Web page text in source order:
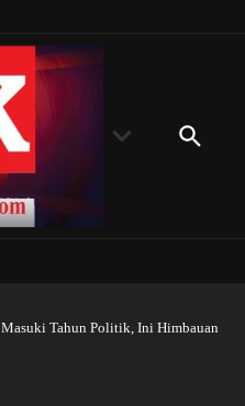
Masuki Tahun Politik, Ini Himbauan